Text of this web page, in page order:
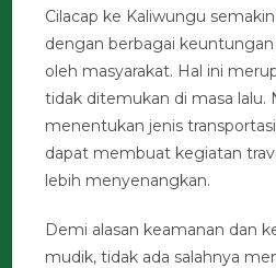
Cilacap ke Kaliwungu
dengan berbagai
oleh masyarakat. Hal ini
tidak ditemukan di masa lalu.
menentukan jenis
dapat membuat kegiatan
lebih menyenangkan.
Demi alasan keamanan dan
mudik, tidak ada salahnya